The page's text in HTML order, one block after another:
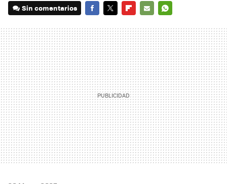
Sin comentarios
MAIL